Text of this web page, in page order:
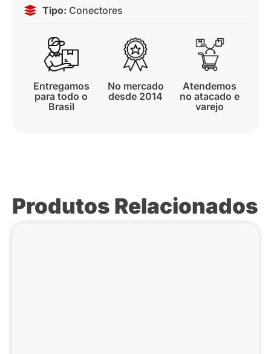
Tipo: Conectores
Entregamos
para todo o
Brasil
No mercado
desde 2014
Atendemos
no atacado e
varejo
Produtos Relacionados